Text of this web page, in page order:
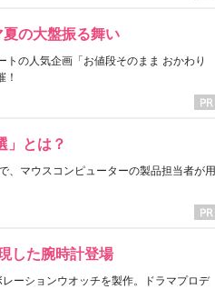
の大盤振る舞い
の人気企画「お値段そのまま おかわり
！
」とは？
、マウスコンピューターの製品担当者が用
した腕時計登場
ーションウオッチを製作。ドラマプロデ